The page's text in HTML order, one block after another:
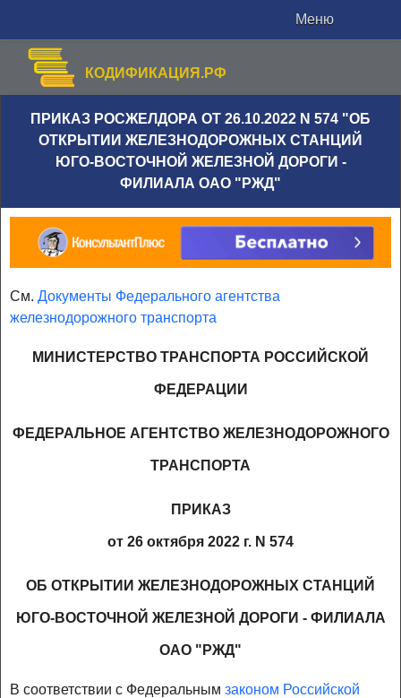
Меню
КОДИФИКАЦИЯ.РФ
ПРИКАЗ РОСЖЕЛДОРА ОТ 26.10.2022 N 574 "ОБ
ОТКРЫТИИ ЖЕЛЕЗНОДОРОЖНЫХ СТАНЦИЙ
ЮГО-ВОСТОЧНОЙ ЖЕЛЕЗНОЙ ДОРОГИ -
ФИЛИАЛА ОАО "РЖД"
См. Документы Федерального агентства
железнодорожного транспорта
МИНИСТЕРСТВО ТРАНСПОРТА РОССИЙСКОЙ
ФЕДЕРАЦИИ
ФЕДЕРАЛЬНОЕ АГЕНТСТВО ЖЕЛЕЗНОДОРОЖНОГО
ТРАНСПОРТА
ПРИКАЗ
от 26 октября 2022 г. N 574
ОБ ОТКРЫТИИ ЖЕЛЕЗНОДОРОЖНЫХ СТАНЦИЙ
ЮГО-ВОСТОЧНОЙ ЖЕЛЕЗНОЙ ДОРОГИ - ФИЛИАЛА
ОАО "РЖД"
В соответствии с Федеральным законом Российской